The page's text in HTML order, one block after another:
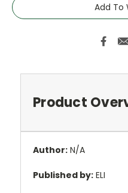
Add To
Product
Author: N/A
Published by: ELI